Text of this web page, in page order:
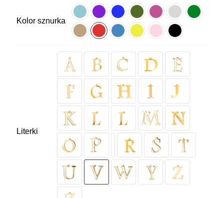
Kolor sznurka
Literki